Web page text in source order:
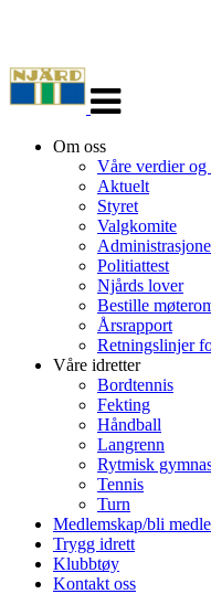
navigasjon
Om oss
Våre verdier og
Aktuelt
Styret
Valgkomite
Politiattest
Njårds lover
Bestille
Årsrapport
Retningslinjer
Våre idretter
Bordtennis
Fekting
Håndball
Langrenn
Rytmisk
Tennis
Turn
Medlemskap/bli
Trygg idrett
Klubbtøy
Kontakt oss